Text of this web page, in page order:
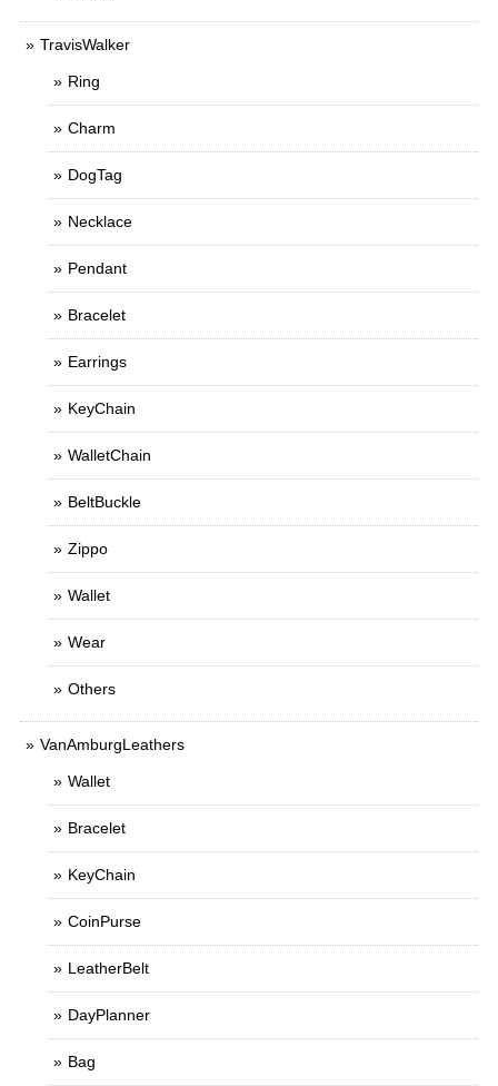
TravisWalker
Ring
Charm
DogTag
Necklace
Pendant
Bracelet
Earrings
KeyChain
WalletChain
BeltBuckle
Zippo
Wallet
Wear
Others
VanAmburgLeathers
Wallet
Bracelet
KeyChain
CoinPurse
LeatherBelt
DayPlanner
Bag